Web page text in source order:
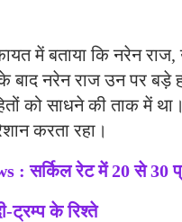
में बताया कि नरेन
के बाद नरेन राज उन पर
को साधने की ताक में
करता रहा।
: सर्किल रेट में 20 से 30
ट्रम्प के रिश्ते